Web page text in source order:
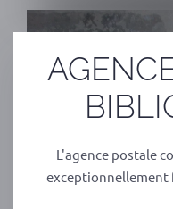
L'agence postale
exceptionnellement